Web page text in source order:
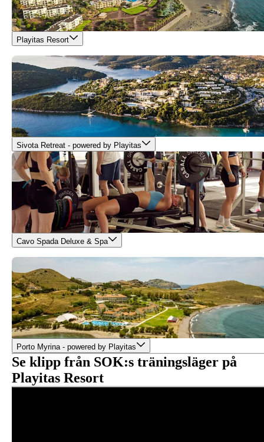
Playitas Resort
Sivota Retreat - powered by Playitas
Cavo Spada Deluxe & Spa
Porto Myrina - powered by Playitas
Se klipp från SOK:s träningsläger på
Playitas Resort